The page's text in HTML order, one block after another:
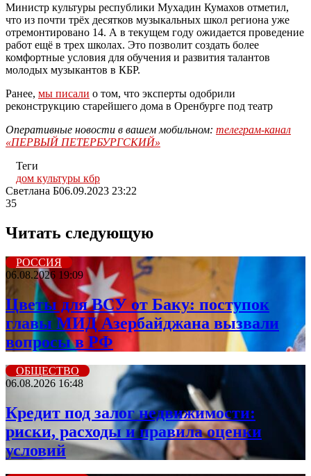
Министр культуры республики Мухадин Кумахов отметил,
что из почти трёх десятков музыкальных школ региона уже
отремонтировано 14. А в текущем году ожидается проведение
работ ещё в трех школах. Это позволит создать более
комфортные условия для обучения и развития талантов
молодых музыкантов в КБР.
Ранее, мы писали о том, что эксперты одобрили
реконструкцию старейшего дома в Оренбурге под театр
Оперативные новости в вашем мобильном: телеграм-канал
«ПЕРВЫЙ ПЕТЕРБУРГСКИЙ»
Теги
дом культуры кбр
Светлана Б06.09.2023 23:22
35
Читать следующую
РОССИЯ
06.08.2026 19:09
Цветы для ВСУ от Баку: поступок
главы МИД Азербайджана вызвали
вопросы в РФ
ОБЩЕСТВО
06.08.2026 16:48
Кредит под залог недвижимости:
риски, расходы и правила оценки
условий